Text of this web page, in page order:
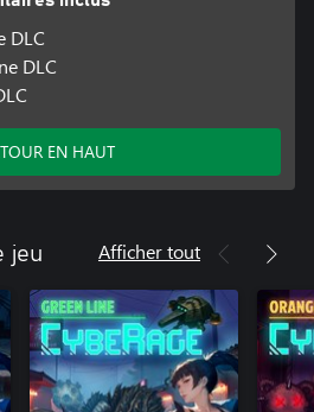
DLC
DLC
EN HAUT
jeu Afficher tout